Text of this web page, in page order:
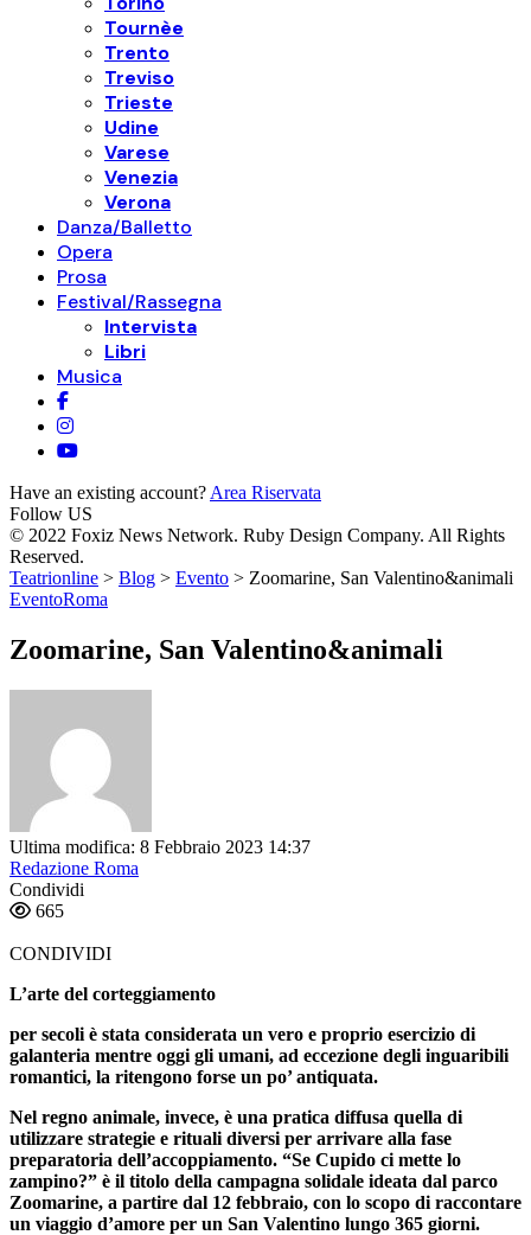
Tournèe
Trento
Treviso
Trieste
Udine
Varese
Venezia
Verona
Danza/Balletto
Opera
Prosa
Festival/Rassegna
Intervista
Libri
Musica
Have an existing account? Area Riservata
Follow US
© 2022 Foxiz News Network. Ruby Design Company. All Rights
Reserved.
Teatrionline > Blog > Evento > Zoomarine, San Valentino&animali
EventoRoma
Zoomarine, San Valentino&animali
Ultima modifica: 8 Febbraio 2023 14:37
Redazione Roma
Condividi
665
CONDIVIDI
L’arte del corteggiamento
per secoli è stata considerata un vero e proprio esercizio di
galanteria mentre oggi gli umani, ad eccezione degli inguaribili
romantici, la ritengono forse un po’ antiquata.
Nel regno animale, invece, è una pratica diffusa quella di
utilizzare strategie e rituali diversi per arrivare alla fase
preparatoria dell’accoppiamento. “Se Cupido ci mette lo
zampino?” è il titolo della campagna solidale ideata dal parco
Zoomarine, a partire dal 12 febbraio, con lo scopo di raccontare
un viaggio d’amore per un San Valentino lungo 365 giorni.